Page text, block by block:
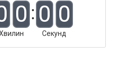
0 0 0
Секунд